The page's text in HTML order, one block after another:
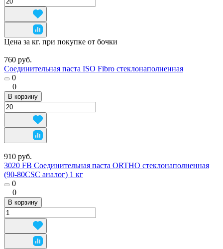
Цена за кг. при покупке от бочки
760 руб.
Соединительная паста ISO Fibro стеклонаполненная
0
0
В корзину
910 руб.
3020 FB Соединительная паста ORTHO стеклонаполненная
(90-80CSC аналог) 1 кг
0
0
В корзину